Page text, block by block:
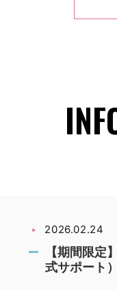
院
2026.02.24
【期間限定
式サポート